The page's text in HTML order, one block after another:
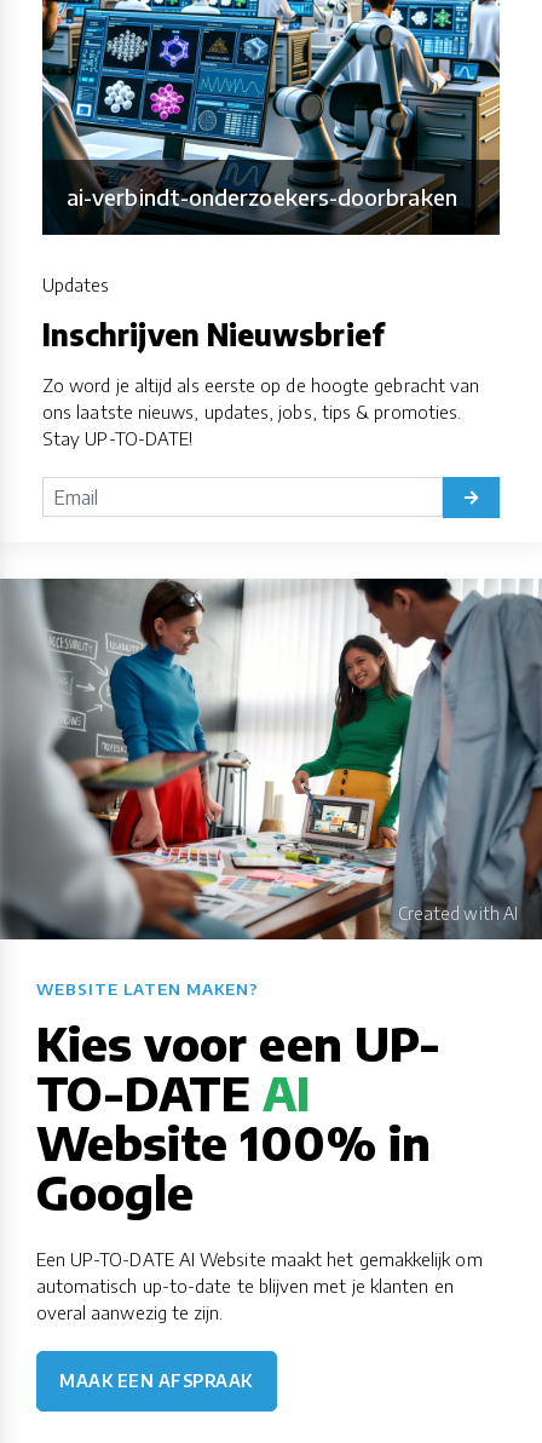
ai-verbindt-onderzoekers-doorbraken
Updates
Inschrijven Nieuwsbrief
Zo word je altijd als eerste op de hoogte gebracht van
ons laatste nieuws, updates, jobs, tips & promoties.
Stay UP-TO-DATE!
WEBSITE LATEN MAKEN?​​​​​​​​​​​​​​
Kies voor een UP-
TO-DATE AI
Website 100% in
Google
Een UP-TO-DATE AI Website maakt het gemakkelijk om
automatisch up-to-date te blijven met je klanten en
overal aanwezig te zijn.
MAAK EEN AFSPRAAK